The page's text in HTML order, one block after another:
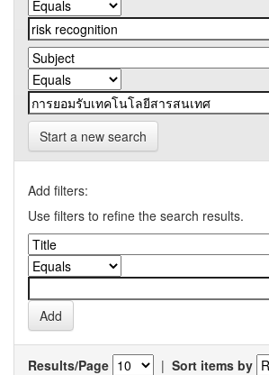
Start a new search
Add filters:
Use filters to refine the search results.
Results/Page | Sort items by